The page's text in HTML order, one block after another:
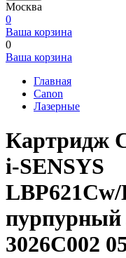
Москва
0
Ваша корзина
0
Ваша корзина
Главная
Canon
Лазерные
Картридж
i-SENSYS
пурпурный
3026C002